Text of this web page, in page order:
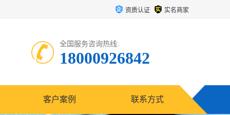
资质认证 实名商家
全国服务咨询热线:
18000926842
客户案例 联系方式